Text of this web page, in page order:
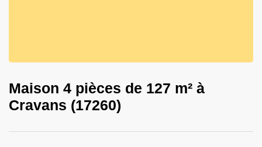
Maison 4 pièces de 127 m² à
Cravans (17260)